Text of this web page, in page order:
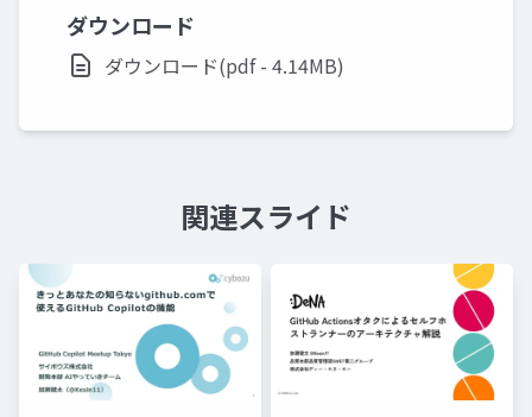
ダウンロード
ダウンロード(pdf - 4.14MB)
関連スライド